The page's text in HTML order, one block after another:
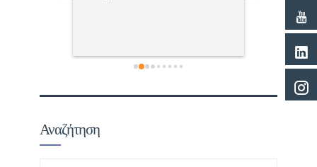
Αναζήτηση